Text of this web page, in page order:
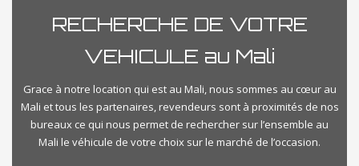
RECHERCHE DE VOTRE
VEHICULE au Mali
Grace à notre location qui est au Mali, nous sommes au cœur au
Mali et tous les partenaires, revendeurs sont à proximités de nos
bureaux ce qui nous permet de rechercher sur l’ensemble au
Mali le véhicule de votre choix sur le marché de l’occasion.